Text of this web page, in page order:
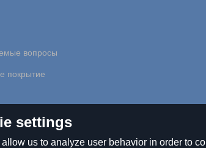
вопросы
покрытие
settings
us to analyze user behavior in order to